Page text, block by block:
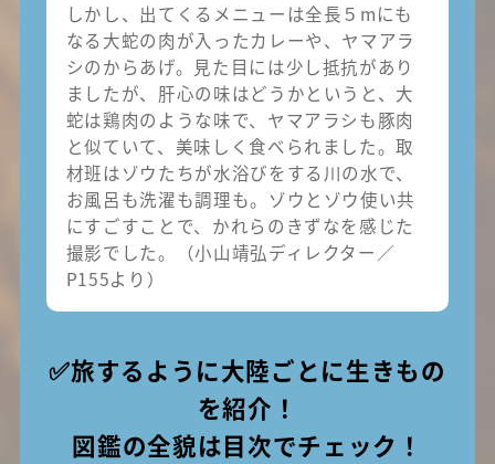
しかし、出てくるメニューは全長５mにも
なる大蛇の肉が入ったカレーや、ヤマアラ
シのからあげ。見た目には少し抵抗があり
ましたが、肝心の味はどうかというと、大
蛇は鶏肉のような味で、ヤマアラシも豚肉
と似ていて、美味しく食べられました。取
材班はゾウたちが水浴びをする川の水で、
お風呂も洗濯も調理も。ゾウとゾウ使い共
にすごすことで、かれらのきずなを感じた
撮影でした。（小山靖弘ディレクター／
P155より）
✅旅するように大陸ごとに生きもの
を紹介！
図鑑の全貌は目次でチェック！